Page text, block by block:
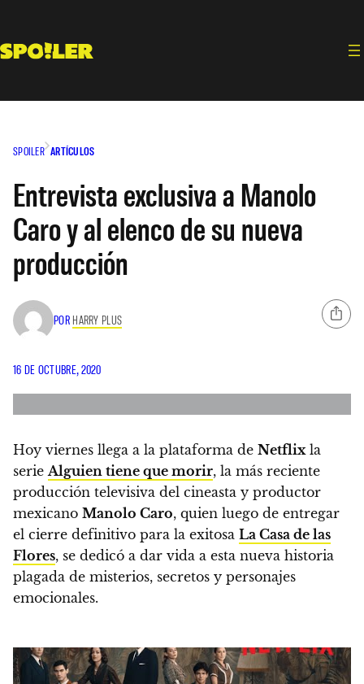
contenido
SPOILER ARTÍCULOS
Entrevista exclusiva a Manolo
Caro y al elenco de su nueva
producción
POR HARRY PLUS
16 DE OCTUBRE, 2020
Hoy viernes llega a la plataforma de Netflixla
serieAlguien tiene que morir, la más reciente
producción televisiva del cineasta y productor
mexicano Manolo Caro, quien luego de entregar
el cierre definitivo para la exitosa La Casa de las
Flores, se dedicó a dar vida a esta nueva historia
plagada de misterios, secretos y personajes
emocionales.